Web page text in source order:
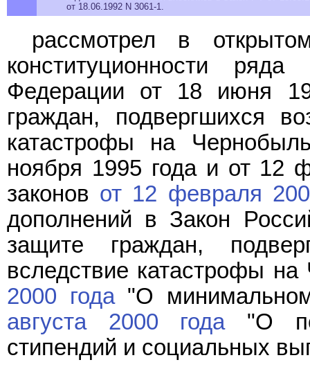
от 18.06.1992 N 3061-1.
рассмотрел в
конституционности
Федерации от 18 июня
граждан, подвергшихся
катастрофы на
ноября 1995 года и от 12
законов от 12 февраля
дополнений в Закон
защите граждан,
вследствие катастрофы
2000 года"О
августа 2000 года"О
стипендий и социальных